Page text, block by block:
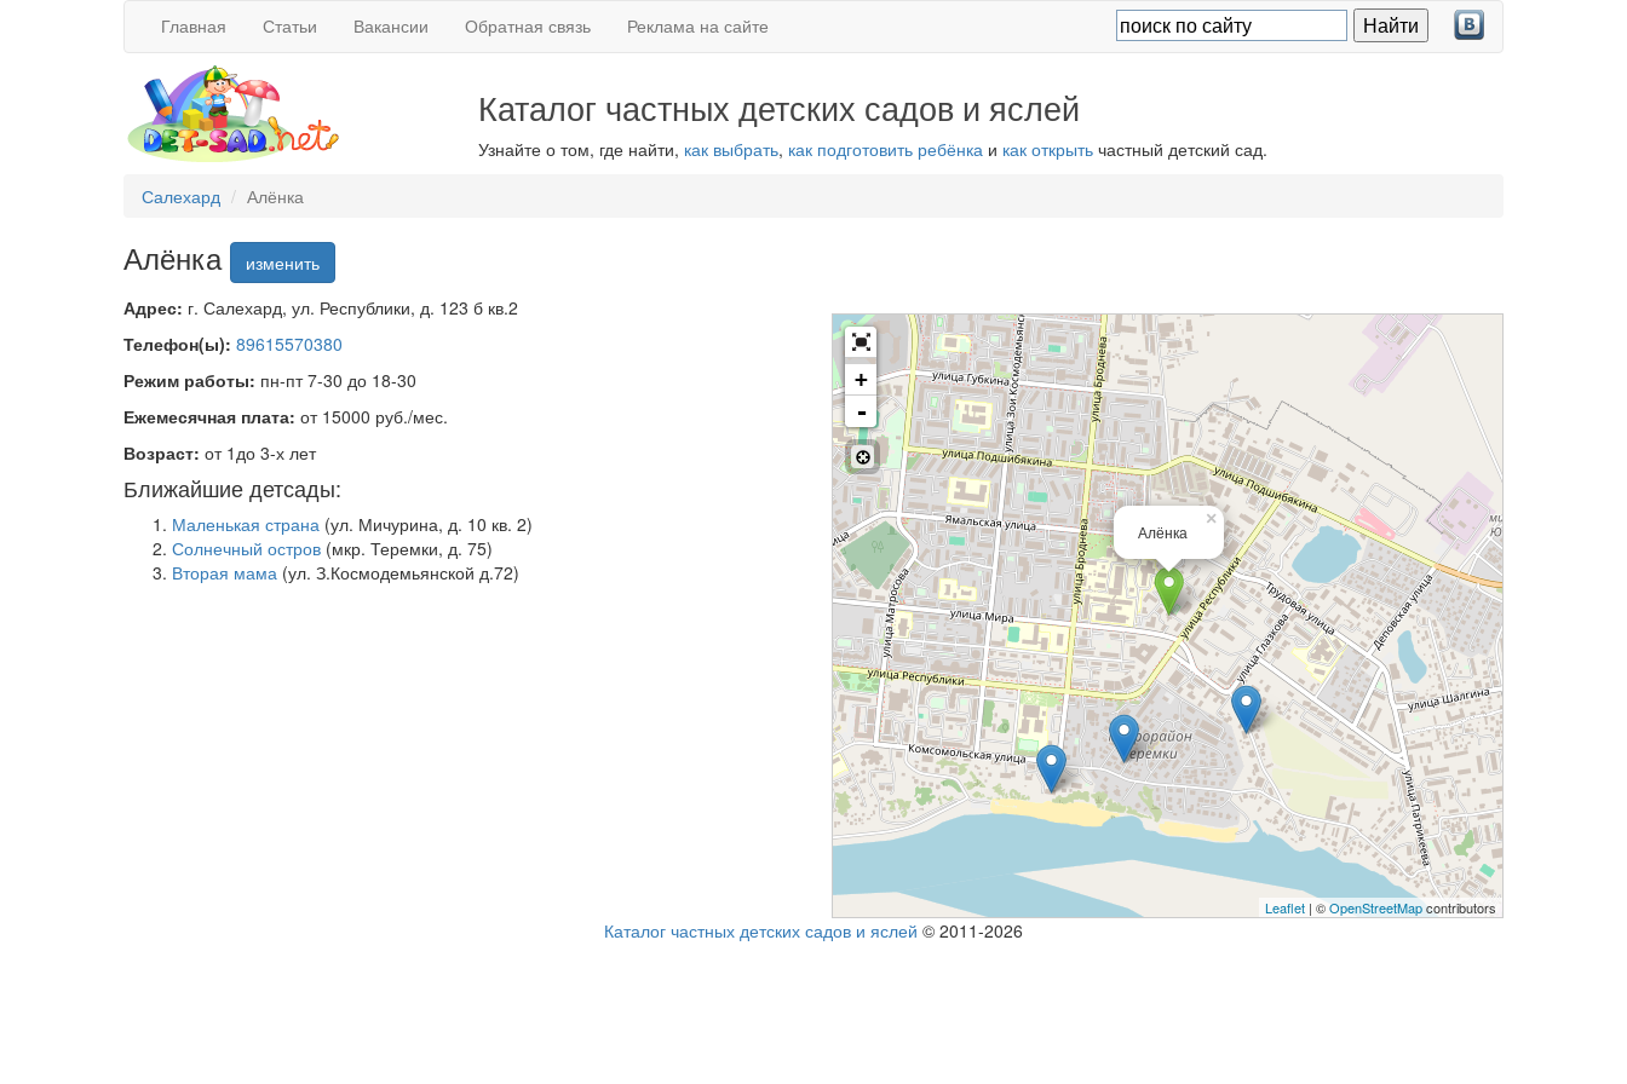
Главная Статьи Вакансии Обратная связь Реклама на сайте
Каталог частных детских садов и яслей
Узнайте о том, где найти, как выбрать, как подготовить ребёнкаи как открытьчастный детский сад.
Салехард
Алёнка
Алёнка
изменить
Адрес: г. Салехард, ул. Республики, д. 123 б кв.2
Телефон(ы): 89615570380
Режим работы: пн-пт 7-30 до 18-30
Ежемесячная плата: от 15000 руб./мес.
Возраст: от 1до 3-х лет
Ближайшие детсады:
Маленькая страна (ул. Мичурина, д. 10 кв. 2)
Солнечный остров (мкр. Теремки, д. 75)
Вторая мама (ул. З.Космодемьянской д.72)
×
Алёнка
+
-
Leaflet | ©OpenStreetMapcontributors
Каталог частных детских садов и яслей © 2011-2026